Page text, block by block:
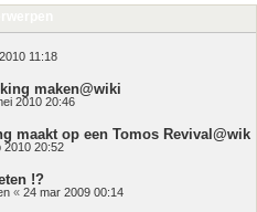
11:18
maken@wiki
2010 20:46
maakt op een Tomos Revival@wik
2010 20:52
!?
« 24 mar 2009 00:14